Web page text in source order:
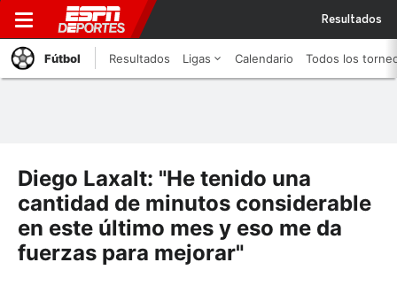
Resultados
Fútbol Resultados Ligas Calendario Todos los
Diego Laxalt: "He tenido una
cantidad de minutos considerable
en este último mes y eso me da
fuerzas para mejorar"